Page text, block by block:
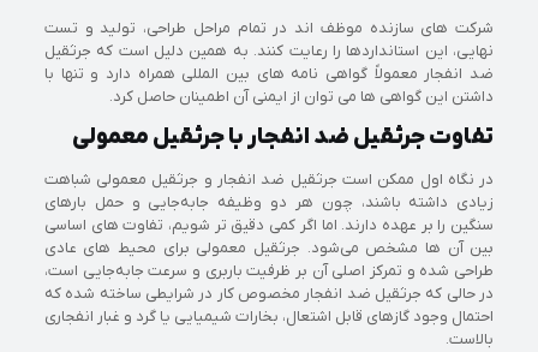
شرکت های سازنده موظف اند در تمام مراحل طراحی، تولید و تست
نهایی، این استانداردها را رعایت کنند. به همین دلیل است که جرثقیل
ضد انفجار معمولاً گواهی نامه های بین المللی همراه دارد و تنها با
داشتن این گواهی ها می توان از ایمنی آن اطمینان حاصل کرد.
تفاوت جرثقیل ضد انفجار با جرثقیل معمولی
در نگاه اول ممکن است جرثقیل ضد انفجار و جرثقیل معمولی شباهت
زیادی داشته باشند، چون هر دو وظیفه جابه‌جایی و حمل بارهای
سنگین را بر عهده دارند. اما اگر کمی دقیق‌ تر شویم، تفاوت‌ های اساسی
بین آن‌ ها مشخص می‌شود. جرثقیل معمولی برای محیط‌ های عادی
طراحی شده و تمرکز اصلی آن بر ظرفیت باربری و سرعت جابه‌جایی است،
در حالی که جرثقیل ضد انفجار مخصوص کار در شرایطی ساخته شده که
احتمال وجود گازهای قابل اشتعال، بخارات شیمیایی یا گرد و غبار انفجاری
بالاست.